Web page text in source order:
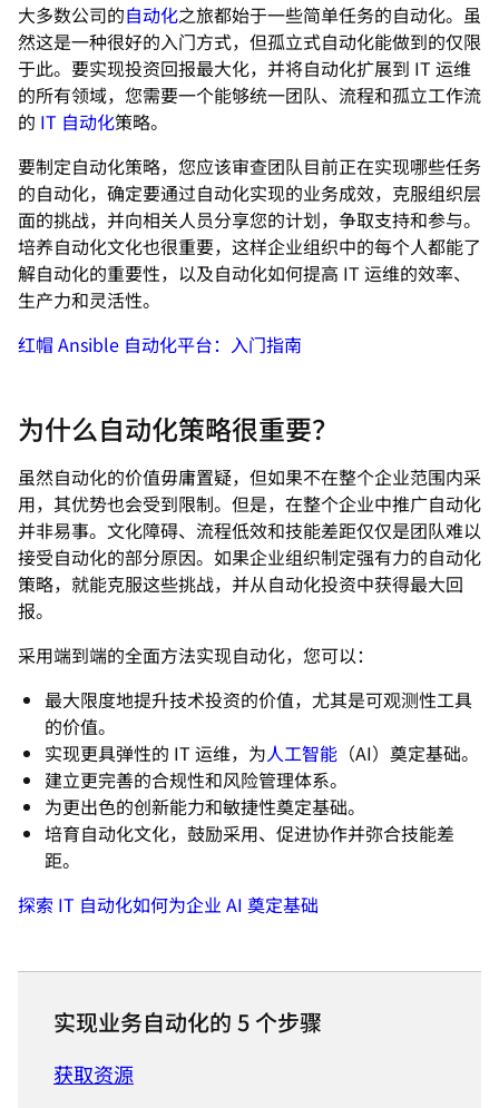
大多数公司的自动化之旅都始于一些简单任务的自动化。虽
然这是一种很好的入门方式，但孤立式自动化能做到的仅限
于此。要实现投资回报最大化，并将自动化扩展到 IT 运维
的所有领域，您需要一个能够统一团队、流程和孤立工作流
的 IT 自动化策略。
要制定自动化策略，您应该审查团队目前正在实现哪些任务
的自动化，确定要通过自动化实现的业务成效，克服组织层
面的挑战，并向相关人员分享您的计划，争取支持和参与。
培养自动化文化也很重要，这样企业组织中的每个人都能了
解自动化的重要性，以及自动化如何提高 IT 运维的效率、
生产力和灵活性。
红帽 Ansible 自动化平台：入门指南
为什么自动化策略很重要？
虽然自动化的价值毋庸置疑，但如果不在整个企业范围内采
用，其优势也会受到限制。但是，在整个企业中推广自动化
并非易事。文化障碍、流程低效和技能差距仅仅是团队难以
接受自动化的部分原因。如果企业组织制定强有力的自动化
策略，就能克服这些挑战，并从自动化投资中获得最大回
报。
采用端到端的全面方法实现自动化，您可以：
最大限度地提升技术投资的价值，尤其是可观测性工具
的价值。
实现更具弹性的 IT 运维，为人工智能 （AI）奠定基础。
建立更完善的合规性和风险管理体系。
为更出色的创新能力和敏捷性奠定基础。
培育自动化文化，鼓励采用、促进协作并弥合技能差
距。
探索 IT 自动化如何为企业 AI 奠定基础
实现业务自动化的 5 个步骤
获取资源